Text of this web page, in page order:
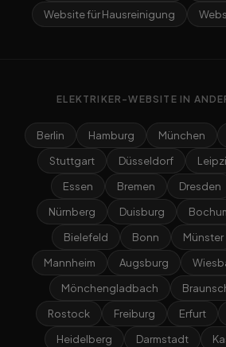
Website für Hausreinigung
ELEKTRIKER-WEBSITE IN
Berlin Hamburg München
Stuttgart
Düsseldorf
Essen
Bremen Dresden
Nürnberg
Duisburg
Bielefeld
Bonn Münster
Mannheim
Augsburg
Mönchengladbach
Rostock
Freiburg Erfurt
Heidelberg
Darmstadt